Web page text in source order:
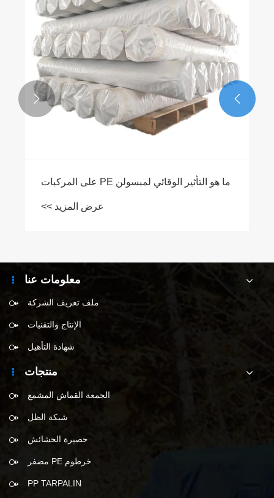
ما هو التأثير الوقائي لمبسولن PE على المركبات
عرض المزيد >>


معلومات عنا
ملف تعريف الشركة
الإنتاج والتقنيات
شهادة التأهيل
منتجات
الجمعة القماش المشمع
شبكة الظل
حصيرة الحشائش
خرطوم PE مضفر
PP TARPALIN